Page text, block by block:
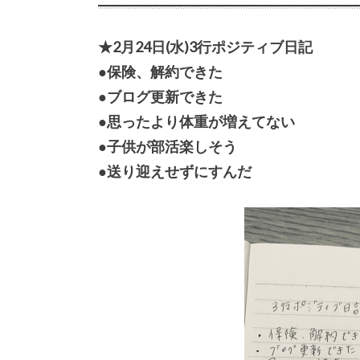
★2月24日(水)3行ポジティブ日記
●保険、解約できた
●ブログ更新できた
●思ったより体重が増えてない
●子供が部活楽しそう
●送り迎えせずにすんだ